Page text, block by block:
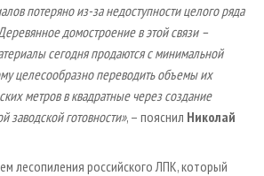
потеряно из-за недоступности целого ряда
домостроение в этой связи –
сегодня продаются с минимальной
целесообразно переводить объемы их
метров в квадратные через создание
заводской готовности», – пояснил Николай
лесопиления российского ЛПК, который